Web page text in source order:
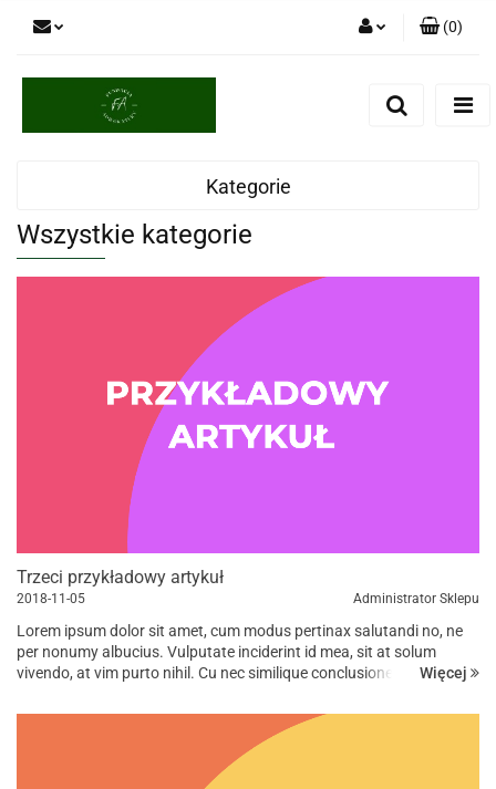
(0)
Kategorie
Wszystkie kategorie
Trzeci przykładowy artykuł
2018-11-05 Administrator Sklepu
Lorem ipsum dolor sit amet, cum modus pertinax salutandi no, ne
per nonumy albucius. Vulputate inciderint id mea, sit at solum
vivendo, at vim purto nihil. Cu nec similique conclusionemque, in vis
Więcej